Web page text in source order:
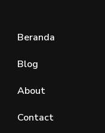
Beranda
Blog
About
Contact